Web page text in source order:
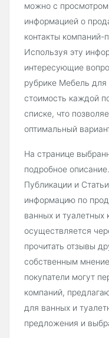
можно с
информацией о
контакты компаний-
Используя эту
интересующие
рубрике Мебель для
стоимость каждой
списке, что
оптимальный
На странице
подробное
Публикации и
информацию по
ванных и туалетных
осуществляется
прочитать отзывы
собственным
покупатели могут
компаний,
для ванных и
предложения и